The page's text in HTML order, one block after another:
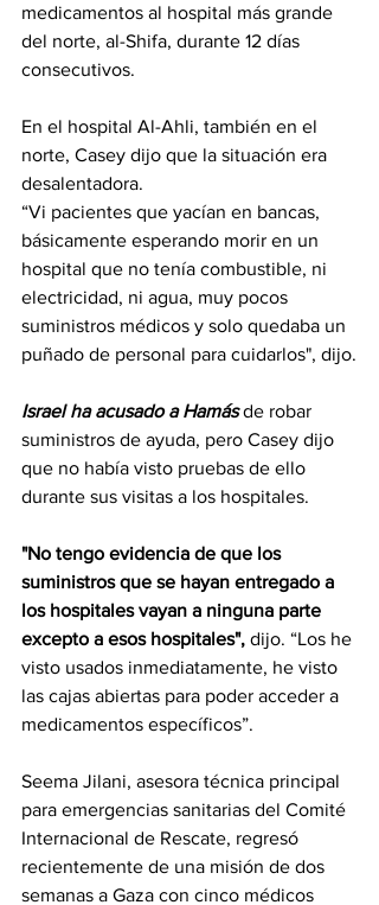
medicamentos al hospital más grande
del norte, al-Shifa, durante 12 días
consecutivos.
En el hospital Al-Ahli, también en el
norte, Casey dijo que la situación era
desalentadora.
“Vi pacientes que yacían en bancas,
básicamente esperando morir en un
hospital que no tenía combustible, ni
electricidad, ni agua, muy pocos
suministros médicos y solo quedaba un
puñado de personal para cuidarlos", dijo.
Israel ha acusado a Hamás de robar
suministros de ayuda, pero Casey dijo
que no había visto pruebas de ello
durante sus visitas a los hospitales.
"No tengo evidencia de que los
suministros que se hayan entregado a
los hospitales vayan a ninguna parte
excepto a esos hospitales", dijo. “Los he
visto usados inmediatamente, he visto
las cajas abiertas para poder acceder a
medicamentos específicos”.
Seema Jilani, asesora técnica principal
para emergencias sanitarias del Comité
Internacional de Rescate, regresó
recientemente de una misión de dos
semanas a Gaza con cinco médicos